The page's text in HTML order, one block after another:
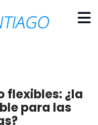
flexibles: ¿la
para las